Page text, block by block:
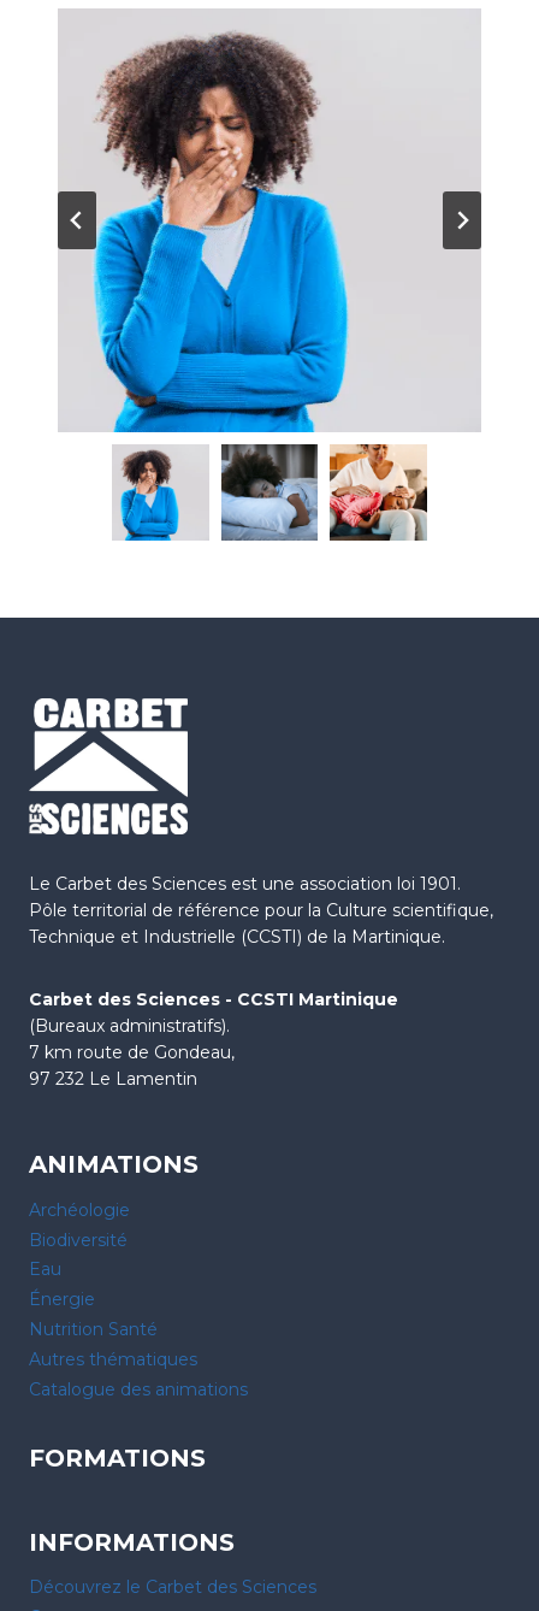
Le Carbet des Sciences est une association loi 1901.
Pôle territorial de référence pour la Culture scientifique,
Technique et Industrielle (CCSTI) de la Martinique.
Carbet des Sciences - CCSTI Martinique
(Bureaux administratifs).
7 km route de Gondeau,
97 232 Le Lamentin
ANIMATIONS
Archéologie
Biodiversité
Eau
Énergie
Nutrition Santé
Autres thématiques
Catalogue des animations
FORMATIONS
INFORMATIONS
Découvrez le Carbet des Sciences